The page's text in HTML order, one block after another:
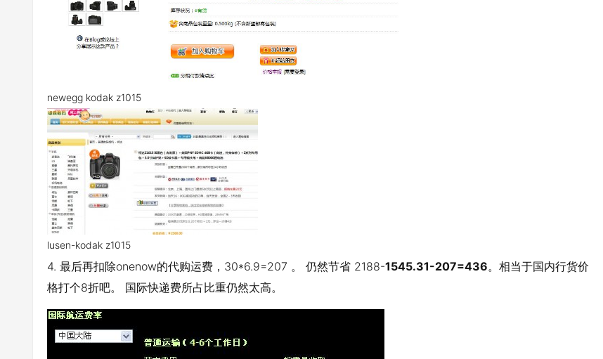
newegg kodak z1015
lusen-kodak z1015
4. 最后再扣除onenow的代购运费，30*6.9=207 。 仍然节省 2188-1545.31-207=436。相当于国内行货价
格打个8折吧。 国际快递费所占比重仍然太高。